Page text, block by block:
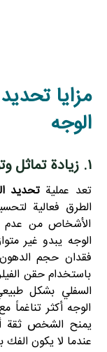
مزايا
الوجه
۱. زيادة تماثل وتوازن الوجه عبر تحديد الفك
تعد عملية تحديد
الطرق فعالية
الأشخاص من عدم
الوجه يبدو غير
فقدان حجم
باستخدام حقن
السفلي بشكل
الوجه أكثر تناغماً
يمنح الشخص ثقة
عندما لا يكون الفك